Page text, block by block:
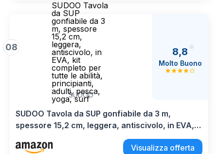
08
SUDOO Tavola
da SUP
gonfiabile da 3
m, spessore
15,2 cm,
leggera,
antiscivolo, in
EVA, kit
completo per
tutte le abilità,
principianti,
adulti, pesca,
yoga, surf
SUDOO
8,8
Molto Buono
SUDOO Tavola da SUP gonfiabile da 3 m,
spessore 15,2 cm, leggera, antiscivolo, in EVA,
kit completo per tutte le abilità, principianti,
adulti, pesca, yoga, surf
Visualizza offerta